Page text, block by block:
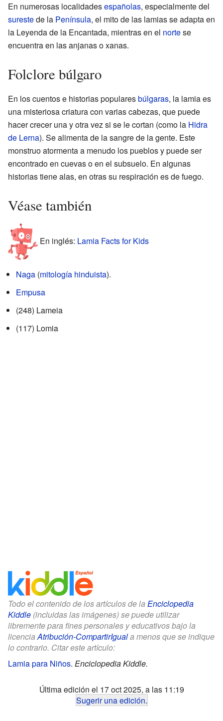
En numerosas localidadesespañolas, especialmente del
surestede la Península, el mito de las lamias se adapta en
la Leyenda de la Encantada, mientras en el nortese
encuentra en las anjanas o xanas.
Folclore búlgaro
En los cuentos e historias popularesbúlgaras, la lamia es
una misteriosa criatura con varias cabezas, que puede
hacer crecer una y otra vez si se le cortan (como la Hidra
de Lerna). Se alimenta de la sangre de la gente. Este
monstruo atormenta a menudo los pueblos y puede ser
encontrado en cuevas o en el subsuelo. En algunas
historias tiene alas, en otras su respiración es de fuego.
Véase también
En inglés: Lamia Facts for Kids
Naga (mitología hinduista).
Empusa
(248) Lameia
(117) Lomia
Todo el contenido de los artículos de la Enciclopedia
Kiddle (incluidas las imágenes) se puede utilizar
libremente para fines personales y educativos bajo la
licenciaAtribución-CompartirIguala menos que se indique
lo contrario. Citar este artículo:
Lamia para Niños. Enciclopedia Kiddle.
Última edición el 17 oct 2025, a las 11:19
Sugerir una edición.